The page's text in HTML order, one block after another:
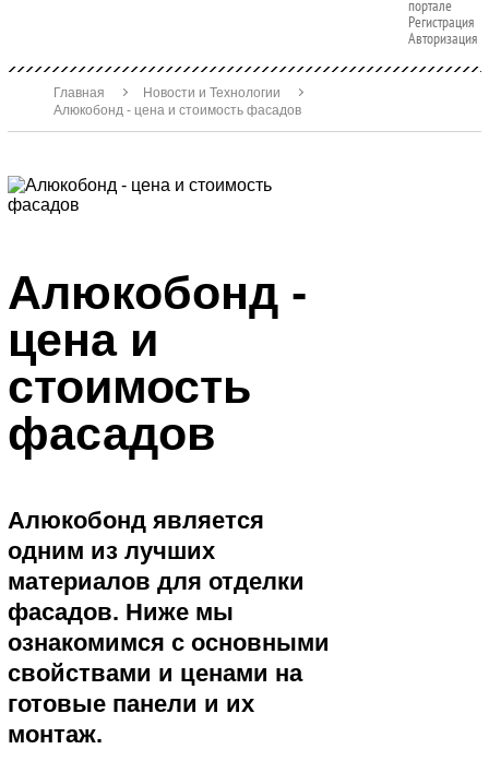
портале
Регистрация
Авторизация
Главная
Новости и Технологии
Алюкобонд - цена и стоимость фасадов
Алюкобонд -
цена и
стоимость
фасадов
Алюкобонд является
одним из лучших
материалов для отделки
фасадов. Ниже мы
ознакомимся с основными
свойствами и ценами на
готовые панели и их
монтаж.